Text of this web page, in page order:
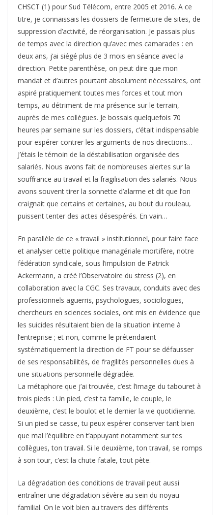
CHSCT (1) pour Sud Télécom, entre 2005 et 2016. A ce
titre, je connaissais les dossiers de fermeture de sites, de
suppression d’activité, de réorganisation. Je passais plus
de temps avec la direction qu’avec mes camarades : en
deux ans, j’ai siégé plus de 3 mois en séance avec la
direction. Petite parenthèse, on peut dire que mon
mandat et d’autres pourtant absolument nécessaires, ont
aspiré pratiquement toutes mes forces et tout mon
temps, au détriment de ma présence sur le terrain,
auprès de mes collègues. Je bossais quelquefois 70
heures par semaine sur les dossiers, c’était indispensable
pour espérer contrer les arguments de nos directions…
J’étais le témoin de la déstabilisation organisée des
salariés. Nous avons fait de nombreuses alertes sur la
souffrance au travail et la fragilisation des salariés. Nous
avons souvent tirer la sonnette d’alarme et dit que l’on
craignait que certains et certaines, au bout du rouleau,
puissent tenter des actes désespérés. En vain…
En parallèle de ce « travail » institutionnel, pour faire face
et analyser cette politique managériale mortifère, notre
fédération syndicale, sous l’impulsion de Patrick
Ackermann, a créé l’Observatoire du stress (2), en
collaboration avec la CGC. Ses travaux, conduits avec des
professionnels aguerris, psychologues, sociologues,
chercheurs en sciences sociales, ont mis en évidence que
les suicides résultaient bien de la situation interne à
l’entreprise ; et non, comme le prétendaient
systématiquement la direction de FT pour se défausser
de ses responsabilités, de fragilités personnelles dues à
une situations personnelle dégradée.
La métaphore que j’ai trouvée, c’est l’image du tabouret à
trois pieds : Un pied, c’est ta famille, le couple, le
deuxième, c’est le boulot et le dernier la vie quotidienne.
Si un pied se casse, tu peux espérer conserver tant bien
que mal l’équilibre en t’appuyant notamment sur tes
collègues, ton travail. Si le deuxième, ton travail, se romps
à son tour, c’est la chute fatale, tout pète.
La dégradation des conditions de travail peut aussi
entraîner une dégradation sévère au sein du noyau
familial. On le voit bien au travers des différents